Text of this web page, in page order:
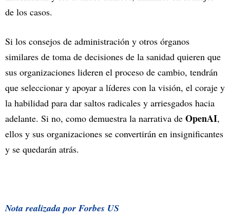
de los casos.
Si los consejos de administración y otros órganos
similares de toma de decisiones de la sanidad quieren que
sus organizaciones lideren el proceso de cambio, tendrán
que seleccionar y apoyar a líderes con la visión, el coraje y
la habilidad para dar saltos radicales y arriesgados hacia
adelante. Si no, como demuestra la narrativa de OpenAI,
ellos y sus organizaciones se convertirán en insignificantes
y se quedarán atrás.
Nota realizada por Forbes US